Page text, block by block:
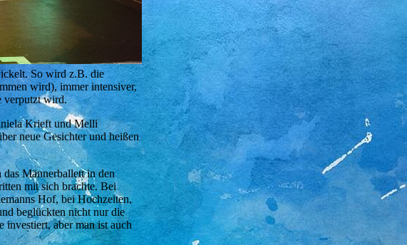
So wird z.B. die
wird), immer intensiver,
verputzt wird.
Krieft und Melli
neue Gesichter und heißen
das Männerballett in den
mit sich brachte. Bei
Hof, bei Hochzeiten,
beglückten nicht nur die
aber man ist auch